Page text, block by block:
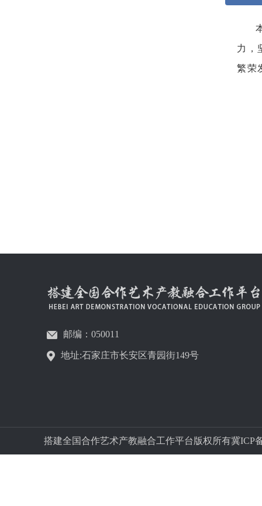
力，
繁荣
邮编：050011
地址:石家庄市长安区青园街149号
搭建全国合作艺术产教融合工作平台版权所有冀ICP